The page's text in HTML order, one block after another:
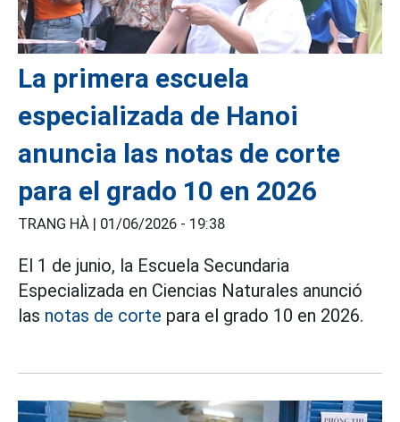
La primera escuela
especializada de Hanoi
anuncia las notas de corte
para el grado 10 en 2026
TRANG HÀ | 01/06/2026 - 19:38
El 1 de junio, la Escuela Secundaria
Especializada en Ciencias Naturales anunció
las notas de corte para el grado 10 en 2026.